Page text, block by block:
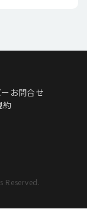
お問合せ
約
Reserved.